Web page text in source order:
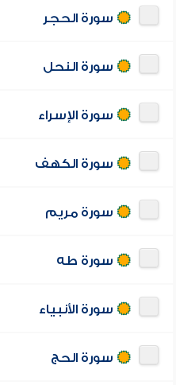
سورة الحجر
سورة النحل
سورة الإسراء
سورة الكهف
سورة مريم
سورة طه
سورة الأنبياء
سورة الحج